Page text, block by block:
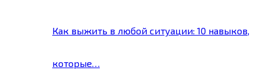
Как выжить в любой ситуации: 10 навыков,
которые…